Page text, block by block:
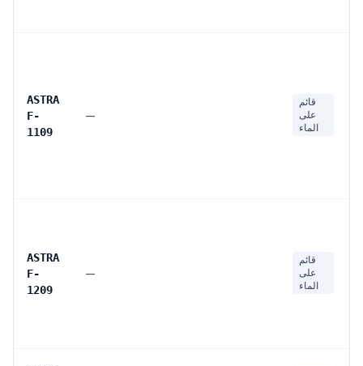
ASTRA
F-
1109
—
قائم
على
الماء
ASTRA
F-
1209
—
قائم
على
الماء